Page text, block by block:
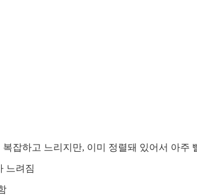
잡하고 느리지만, 이미 정렬돼 있어서 아
느려짐